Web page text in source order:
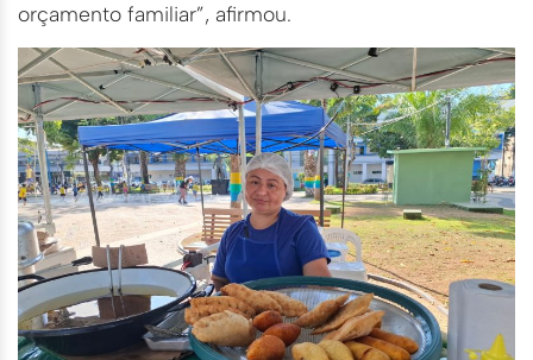
orçamento familiar”, afirmou.